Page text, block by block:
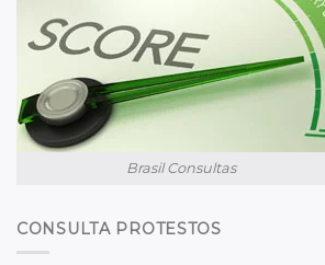
Brasil Consultas
CONSULTA PROTESTOS